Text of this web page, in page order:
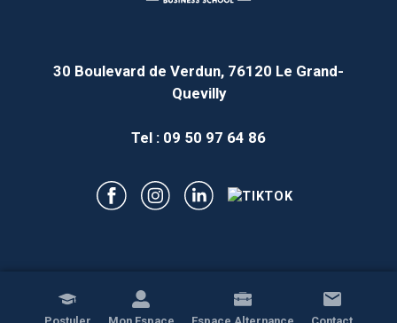
30 Boulevard de Verdun, 76120 Le Grand-
Quevilly
Tel : 09 50 97 64 86